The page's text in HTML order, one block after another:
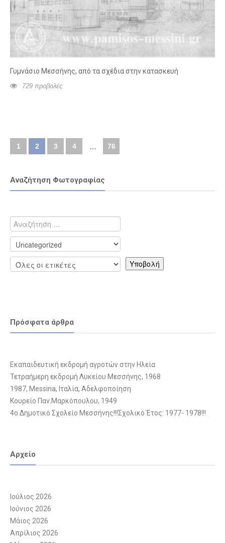
Γυμνάσιο Μεσσήνης, από τα σχέδια στην κατασκευή
729 προβολές
1 2 3 4 … 76
Αναζήτηση Φωτογραφίας
Πρόσφατα άρθρα
Εκαπαιδευτική εκδρομή αγροτών στην Ηλεία
Τετραήμερη εκδρομή Λυκείου Μεσσήνης, 1968
1987, Messina, Ιταλία, Αδελφοποίηση
Κουρείο Παν.Μαρκόπουλου, 1949
4ο Δημοτικό Σχολείο Μεσσήνης!!!Σχολικό Έτος: 1977- 1978!!!
Αρχείο
Ιούλιος 2026
Ιούνιος 2026
Μάιος 2026
Απρίλιος 2026